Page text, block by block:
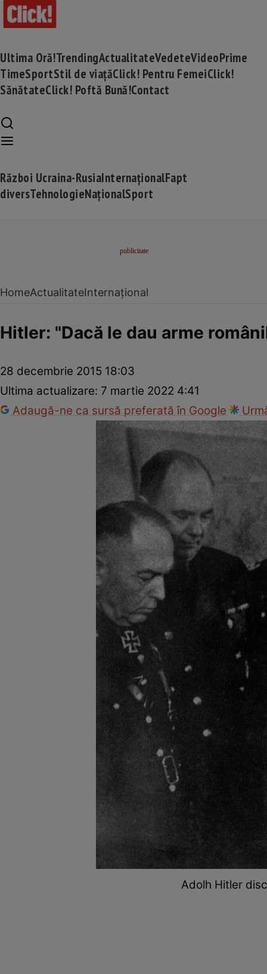
Ultima Oră!TrendingActualitateVedeteVideoPrime
TimeSportStil de viațăClick! Pentru FemeiClick!
SănătateClick! Poftă Bună!Contact
Război Ucraina-RusiaInternaționalFapt
diversTehnologieNaționalSport
HomeActualitateInternațional
Hitler: "Dacă le dau arme
28 decembrie 2015 18:03
Ultima actualizare: 7 martie 2022 4:41
Adaugă-ne ca sursă preferată în Google
Adolh Hitler